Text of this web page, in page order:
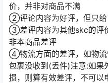
价，并非对商品不满
②评论内容为好评，但只给
③差评内容为其他skc的评
非本商品差评
④物流方面的差评，如物
包裹没收到(丢件)注意:如果
损，则算有效差评，不可以